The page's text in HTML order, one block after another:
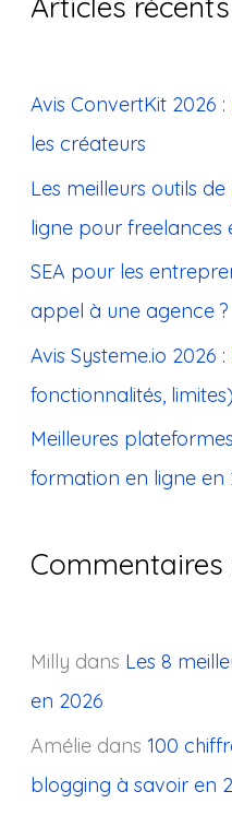
r
c
h
e
r
:
Avis ConvertKit 2026
les créateurs
Les meilleurs outils
ligne pour freelances
SEA pour les
appel à une agence ?
Avis Systeme.io 2026
fonctionnalités, limites)
Meilleures
formation en ligne en
Commentaires
Milly dans Les 8
en 2026
Améliedans 100
blogging à savoir en